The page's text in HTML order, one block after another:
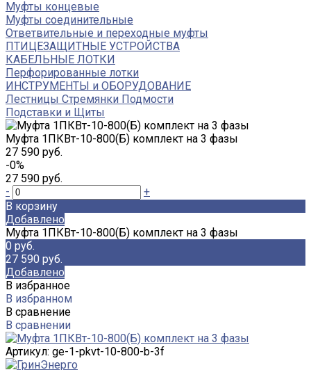
Муфты концевые
Муфты соединительные
Ответвительные и переходные муфты
ПТИЦЕЗАЩИТНЫЕ УСТРОЙСТВА
КАБЕЛЬНЫЕ ЛОТКИ
Перфорированные лотки
ИНСТРУМЕНТЫ и ОБОРУДОВАНИЕ
Лестницы Стремянки Подмости
Подставки и Щиты
Муфта 1ПКВт-10-800(Б) комплект на 3 фазы
27 590 руб.
-0%
27 590 руб.
-
+
В корзину
Добавлено
Муфта 1ПКВт-10-800(Б) комплект на 3 фазы
0 руб.
27 590 руб.
Добавлено
В избранное
В избранном
В сравнение
В сравнении
Артикул: ge-1-pkvt-10-800-b-3f